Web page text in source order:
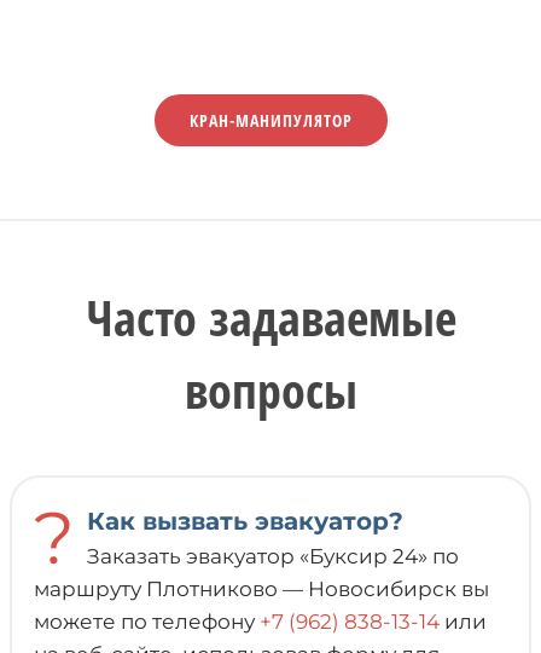
КРАН-МАНИПУЛЯТОР
Часто задаваемые
вопросы
? Как вызвать эвакуатор?
Заказать эвакуатор «Буксир 24» по
маршруту Плотниково — Новосибирск вы
можете по телефону +7 (962) 838-13-14или